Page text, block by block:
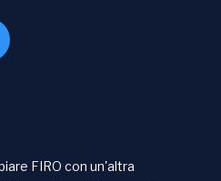
FIRO con un'altra